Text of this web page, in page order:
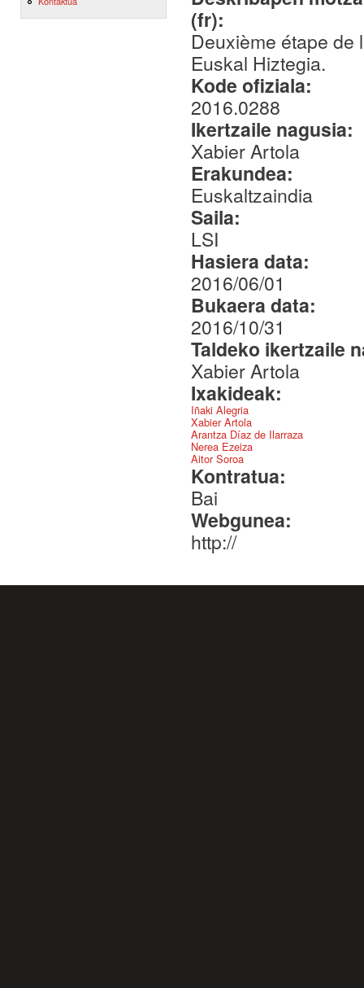
(fr):
Deuxième étape
Euskal Hiztegia.
Kode ofiziala:
2016.0288
Ikertzaile nagusia:
Xabier Artola
Erakundea:
Euskaltzaindia
Saila:
LSI
Hasiera data:
2016/06/01
Bukaera data:
2016/10/31
Taldeko ikertzaile
Xabier Artola
Ixakideak:
Iñaki Alegria
Xabier Artola
Arantza Díaz de Ilarraza
Nerea Ezeiza
Aitor Soroa
Kontratua:
Bai
Webgunea:
http://